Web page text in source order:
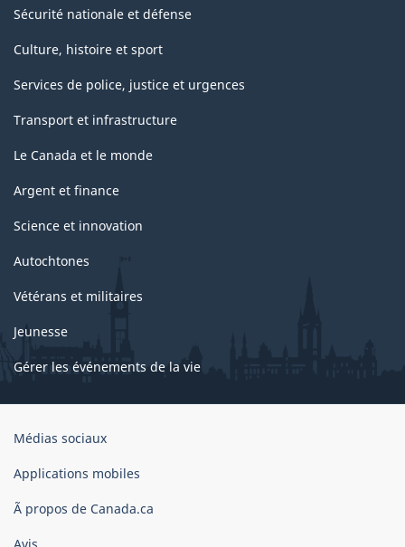
Sécurité nationale et défense
Culture, histoire et sport
Services de police, justice et urgences
Transport et infrastructure
Le Canada et le monde
Argent et finance
Science et innovation
Autochtones
Vétérans et militaires
Jeunesse
Gérer les événements de la vie
Organisation
gouvernement
Canada
Médias sociaux
Applications mobiles
Ã propos de Canada.ca